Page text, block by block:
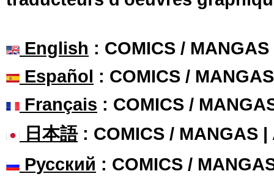
English : COMICS /
Español : COMICS /
Français : COMICS /
日本語: COMICS / MANGAS |
Русский : COMICS /